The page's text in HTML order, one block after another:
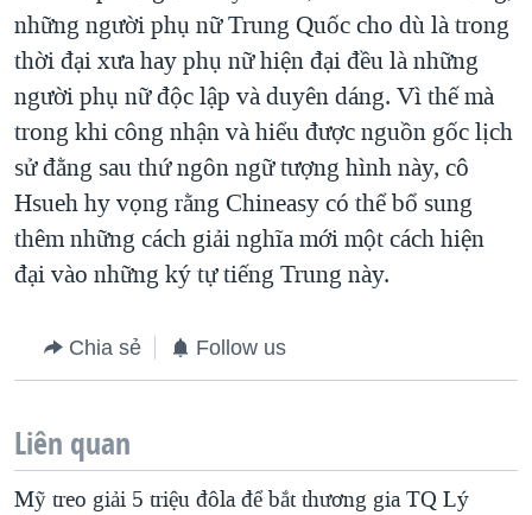
những người phụ nữ Trung Quốc cho dù là trong
thời đại xưa hay phụ nữ hiện đại đều là những
người phụ nữ độc lập và duyên dáng. Vì thế mà
trong khi công nhận và hiểu được nguồn gốc lịch
sử đằng sau thứ ngôn ngữ tượng hình này, cô
Hsueh hy vọng rằng Chineasy có thể bổ sung
thêm những cách giải nghĩa mới một cách hiện
đại vào những ký tự tiếng Trung này.
Chia sẻ Follow us
Liên quan
Mỹ treo giải 5 triệu đôla để bắt thương gia TQ Lý